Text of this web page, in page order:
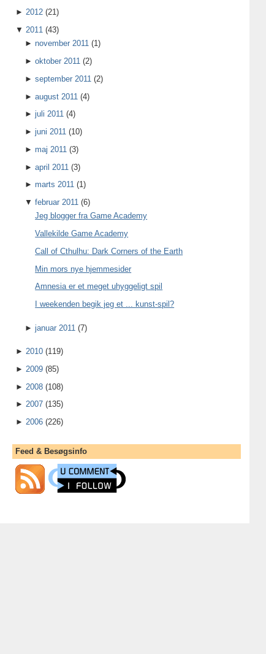
► 2012 (21)
▼ 2011 (43)
►november 2011 (1)
►oktober 2011 (2)
►september 2011 (2)
►august 2011 (4)
►juli 2011 (4)
►juni 2011 (10)
►maj 2011 (3)
►april 2011 (3)
►marts 2011 (1)
▼februar 2011 (6)
Jeg blogger fra Game Academy
Vallekilde Game Academy
Call of Cthulhu: Dark Corners of the Earth
Min mors nye hjemmesider
Amnesia er et meget uhyggeligt spil
I weekenden begik jeg et ... kunst-spil?
►januar 2011 (7)
► 2010 (119)
► 2009 (85)
► 2008 (108)
► 2007 (135)
► 2006 (226)
Feed & Besøgsinfo